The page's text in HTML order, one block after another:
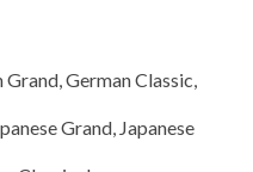
German Classic,
Grand, Japanese